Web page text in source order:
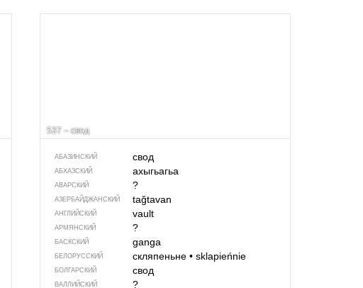
537 – свод
АБАЗИНСКИЙ свод
АБХАЗСКИЙ ахыгьагьа
АВАРСКИЙ ?
АЗЕРБАЙДЖАН­СКИЙ tağtavan
АНГЛИЙСКИЙ vault
АРМЯНСКИЙ ?
БАСКСКИЙ ganga
БЕЛОРУССКИЙ скляпеньне• sklapieńnie
БОЛГАРСКИЙ свод
ВАЛЛИЙСКИЙ ?